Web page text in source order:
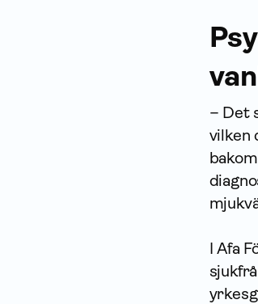
– Det
vilken
I Afa